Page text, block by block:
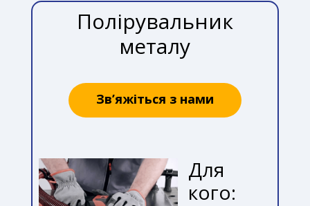
Полірувальник
металу
Зв’яжіться з нами
Для
кого: